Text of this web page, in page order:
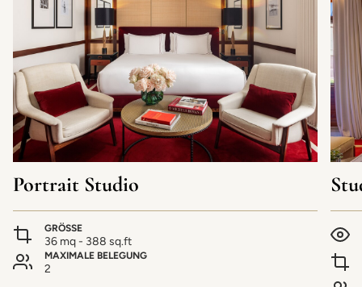
Portrait Studio
GRÖSSE
36 mq - 388 sq.ft
MAXIMALE BELEGUNG
2